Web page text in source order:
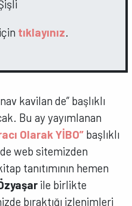
tıklayınız.
kavilan de” başlıklı
Bu ay yayımlanan
Olarak YİBO” başlıklı
web sitemizden
tanıtımının hemen
ile birlikte
bıraktığı izlenimleri